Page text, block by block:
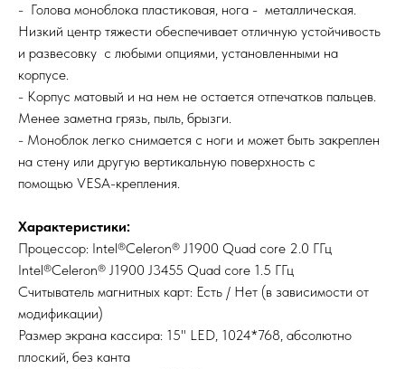
- Голова моноблока пластиковая, нога - металлическая.
Низкий центр тяжести обеспечивает отличную устойчивость
и развесовку с любыми опциями, установленными на
корпусе.
- Корпус матовый и на нем не остается отпечатков пальцев.
Менее заметна грязь, пыль, брызги.
- Моноблок легко снимается с ноги и может быть закреплен
на стену или другую вертикальную поверхность с
помощью VESA-крепления.
Характеристики:
Процессор: Intel®Celeron® J1900 Quad core 2.0 ГГц
Intel®Celeron® J1900 J3455 Quad core 1.5 ГГц
Считыватель магнитных карт: Есть / Нет (в зависимости от
модификации)
Размер экрана кассира: 15" LED, 1024*768, абсолютно
плоский, без канта